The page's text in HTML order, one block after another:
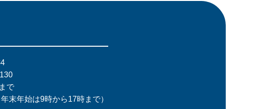
で
末年始は9時から17時まで）